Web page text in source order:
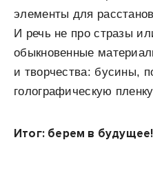
элементы для
И речь не про стразы
обыкновенные
и творчества: бусины,
голографическую
Итог: берем в будущее!